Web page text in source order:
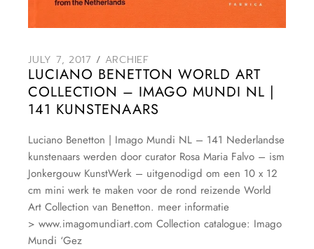
JULY 7, 2017 ARCHIEF
LUCIANO BENETTON WORLD ART
COLLECTION – IMAGO MUNDI NL |
141 KUNSTENAARS
Luciano Benetton | Imago Mundi NL – 141 Nederlandse
kunstenaars werden door curator Rosa Maria Falvo – ism
Jonkergouw KunstWerk – uitgenodigd om een 10 x 12
cm mini werk te maken voor de rond reizende World
Art Collection van Benetton. meer informatie
> www.imagomundiart.com Collection catalogue: Imago
Mundi ‘Gez